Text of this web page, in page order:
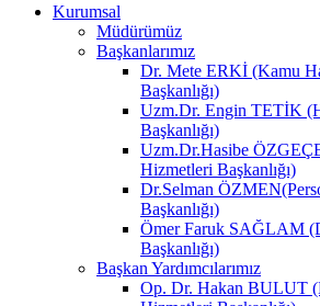
Kurumsal
Müdürümüz
Başkanlarımız
Dr. Mete ERKİ (Kamu
Başkanlığı)
Uzm.Dr. Engin TETİK
Başkanlığı)
Uzm.Dr.Hasibe
Hizmetleri Başkanlığı)
Dr.Selman
Başkanlığı)
Ömer Faruk SAĞLAM
Başkanlığı)
Başkan Yardımcılarımız
Op. Dr. Hakan BULUT